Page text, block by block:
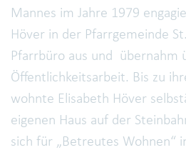
Mannes im Jahre 1979
Höver in der Pfarrgemeinde
Pfarrbüro aus und übernahm
Öffentlichkeitsarbeit. Bis zu
wohnte Elisabeth Höver
eigenen Haus auf der
sich für „Betreutes Wohnen“